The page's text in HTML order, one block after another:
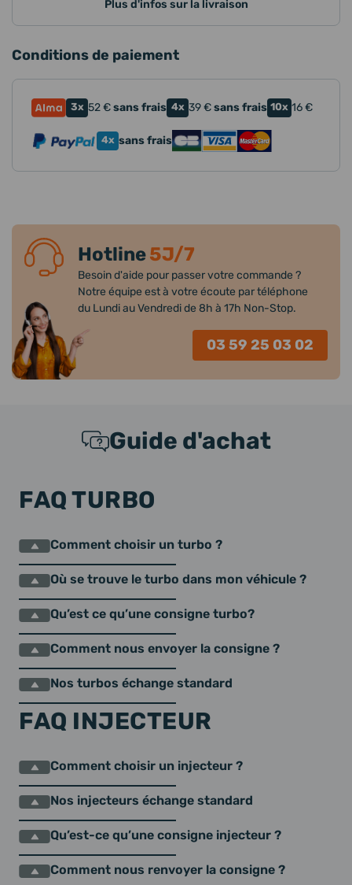
Plus d'infos sur la livraison
Conditions de paiement
3x 52€sans frais 4x 39€sans frais 10x 16€
4x sans frais
Hotline5J/7
Besoin d'aide pour passer votre commande ?
Notre équipe est à votre écoute par téléphone
du Lundi au Vendredi de 8h à 17h Non-Stop.
03 59 25 03 02
Guide d'achat
FAQ TURBO
Comment choisir un turbo ?
Où se trouve le turbo dans mon véhicule ?
Qu’est ce qu’une consigne turbo?
Comment nous envoyer la consigne ?
Nos turbos échange standard
FAQ INJECTEUR
Comment choisir un injecteur ?
Nos injecteurs échange standard
Qu’est-ce qu’une consigne injecteur ?
Comment nous renvoyer la consigne ?